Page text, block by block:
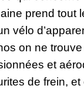
prend tout
vélo
on ne
et
de frein, et